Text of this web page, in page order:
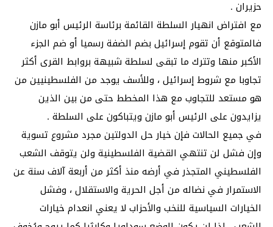
حزيران .
مع افتراض انهيار السلطة القائمة برئاسة الرئيس أبو مازن
فالمتوقع أن تقوم إسرائيل بضم الضفة رسميا أو ضم الجزء
الأكبر منها وتترك ما تبقى لسلطة شبيهة بروابط القرى أكثر
تجاوبا مع شروط إسرائيل ، وللأسف يوجد من الفلسطينيين من
هو مستعد للتجاوب مع هذا المخطط حتى من بين الذين
يزايدون على الرئيس أبو مازن ويتباكون على السلطة .
في جميع الحالات فإن خيار حل الدولتين مجرد مشروع تسوية
وإن فشل لن تنتهي القضية الفلسطينية ولن يتوقف الشعب
الفلسطيني المتجذر في أرضه منذ أكثر من أربعة آلاف سنة عن
الاستمرار في نضاله من أجل الحرية والاستقلال ، وفشل
الخيارات السياسية للنخب والأحزاب لا يعني انعدام خيارات